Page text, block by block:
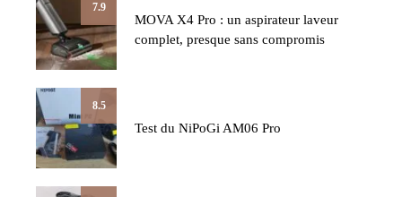
7.9
MOVA X4 Pro : un aspirateur laveur
complet, presque sans compromis
8.5
Test du NiPoGi AM06 Pro